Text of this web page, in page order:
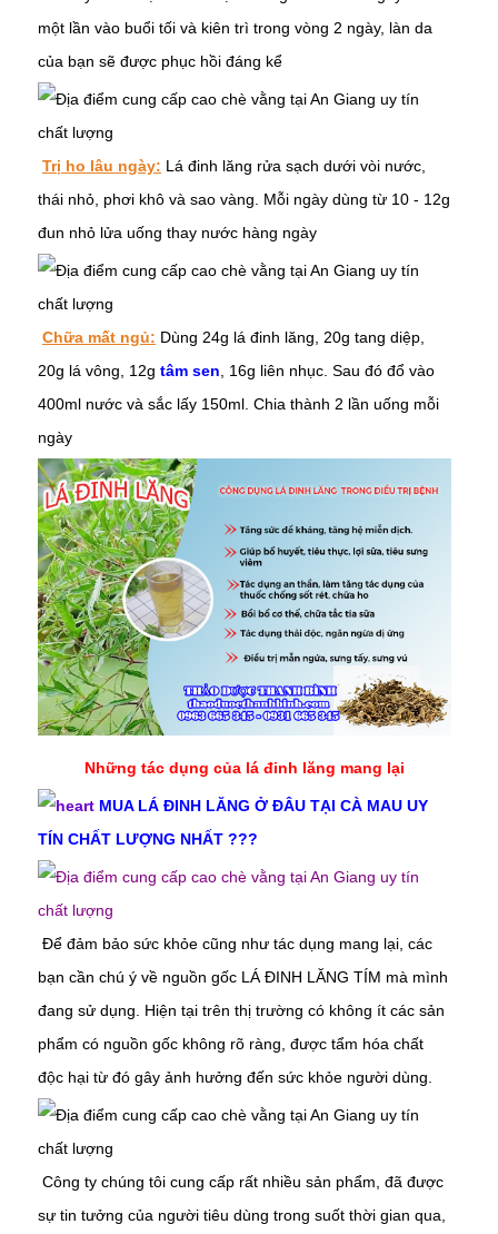
một lần vào buổi tối và kiên trì trong vòng 2 ngày, làn da
của bạn sẽ được phục hồi đáng kể
Trị ho lâu ngày: Lá đinh lăng rửa sạch dưới vòi nước,
thái nhỏ, phơi khô và sao vàng. Mỗi ngày dùng từ 10 - 12g
đun nhỏ lửa uống thay nước hàng ngày
Chữa mất ngủ: Dùng 24g lá đinh lăng, 20g tang diệp,
20g lá vông, 12g tâm sen, 16g liên nhục. Sau đó đổ vào
400ml nước và sắc lấy 150ml. Chia thành 2 lần uống mỗi
ngày
Những tác dụng của lá đinh lăng mang lại
MUA LÁ ĐINH LĂNG Ở ĐÂU TẠI CÀ MAU UY
TÍN CHẤT LƯỢNG NHẤT ???
Để đảm bảo sức khỏe cũng như tác dụng mang lại, các
bạn cần chú ý về nguồn gốc LÁ ĐINH LĂNG TÍM mà mình
đang sử dụng. Hiện tại trên thị trường có không ít các sản
phẩm có nguồn gốc không rõ ràng, được tẩm hóa chất
độc hại từ đó gây ảnh hưởng đến sức khỏe người dùng.
Công ty chúng tôi cung cấp rất nhiều sản phẩm, đã được
sự tin tưởng của người tiêu dùng trong suốt thời gian qua,